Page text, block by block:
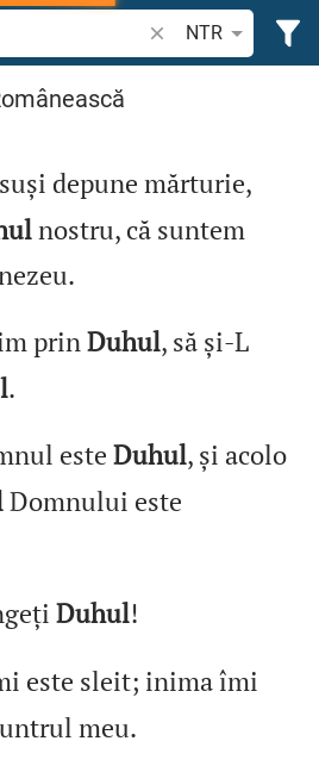
Căutați un verset
NTR
Biblie
depune mărturie,
nostru, că suntem
prinDuhul, să și‑L
.
esteDuhul, și acolo
Domnului este
Duhul!
este sleit; inima îmi
meu.